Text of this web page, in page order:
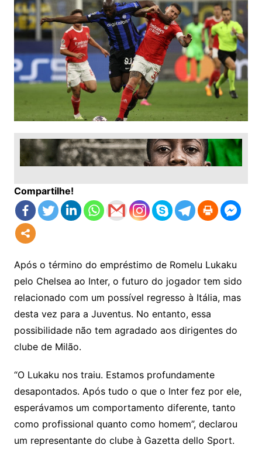
Compartilhe!
Após o término do empréstimo de Romelu Lukaku
pelo Chelsea ao Inter, o futuro do jogador tem sido
relacionado com um possível regresso à Itália, mas
desta vez para a Juventus. No entanto, essa
possibilidade não tem agradado aos dirigentes do
clube de Milão.
“O Lukaku nos traiu. Estamos profundamente
desapontados. Após tudo o que o Inter fez por ele,
esperávamos um comportamento diferente, tanto
como profissional quanto como homem”, declarou
um representante do clube à Gazetta dello Sport.